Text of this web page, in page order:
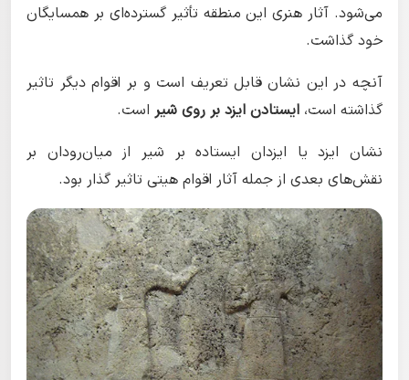
می‌شود. آثار هنری این منطقه تأثیر گسترده‌ای بر همسایگان
خود گذاشت.
آنچه در این نشان قابل تعریف است و بر اقوام دیگر تاثیر
گذاشته است، ایستادن ایزد بر روی شیر است.
نشان ایزد یا ایزدان ایستاده بر شیر از میان‌رودان بر
نقش‌های بعدی از جمله آثار اقوام هیتی تاثیر گذار بود.